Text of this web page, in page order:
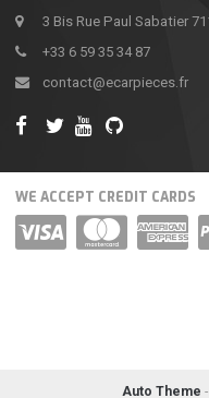
3 Bis Rue Paul Sabatier
+33 6 59 35 34 87
contact@ecarpieces.fr
WE ACCEPT CREDIT CARDS
Auto Theme